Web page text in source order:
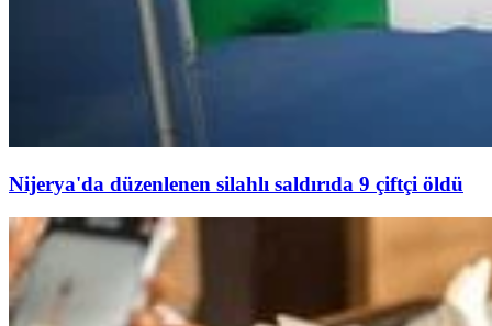
Nijerya'da düzenlenen silahlı saldırıda 9 çiftçi öldü